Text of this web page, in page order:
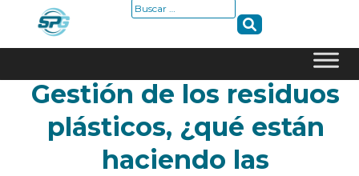
content
Buscar:
Gestión de los residuos
plásticos, ¿qué están
haciendo las